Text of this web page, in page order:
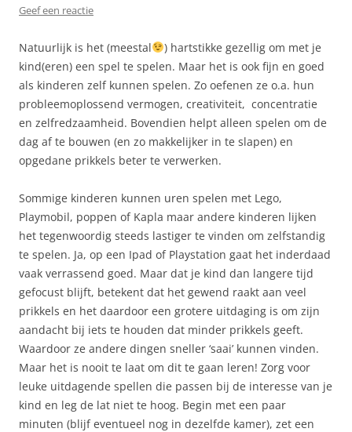
Geef een reactie
Natuurlijk is het (meestal
) hartstikke gezellig om met je
kind(eren) een spel te spelen. Maar het is ook fijn en goed
als kinderen zelf kunnen spelen. Zo oefenen ze o.a. hun
probleemoplossend vermogen, creativiteit, concentratie
en zelfredzaamheid. Bovendien helpt alleen spelen om de
dag af te bouwen (en zo makkelijker in te slapen) en
opgedane prikkels beter te verwerken.
Sommige kinderen kunnen uren spelen met Lego,
Playmobil, poppen of Kapla maar andere kinderen lijken
het tegenwoordig steeds lastiger te vinden om zelfstandig
te spelen. Ja, op een Ipad of Playstation gaat het inderdaad
vaak verrassend goed. Maar dat je kind dan langere tijd
gefocust blijft, betekent dat het gewend raakt aan veel
prikkels en het daardoor een grotere uitdaging is om zijn
aandacht bij iets te houden dat minder prikkels geeft.
Waardoor ze andere dingen sneller ‘saai’ kunnen vinden.
Maar het is nooit te laat om dit te gaan leren! Zorg voor
leuke uitdagende spellen die passen bij de interesse van je
kind en leg de lat niet te hoog. Begin met een paar
minuten (blijf eventueel nog in dezelfde kamer), zet een